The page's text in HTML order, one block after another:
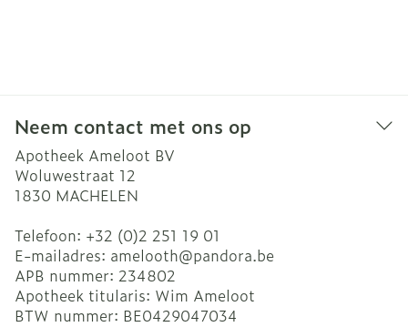
Neem contact met ons op
Apotheek Ameloot BV
Woluwestraat 12
1830 MACHELEN
Telefoon: +32 (0)2 251 19 01
E-mailadres: amelooth@pandora.be
APB nummer: 234802
Apotheek titularis: Wim Ameloot
BTW nummer: BE0429047034